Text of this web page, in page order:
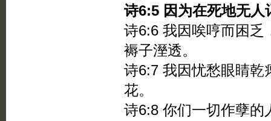
诗6:5 因为在死地无人
诗6:6 我因唉哼而困乏
褥子溼透。
诗6:7 我因忧愁眼睛乾
花。
诗6:8 你们一切作孽的